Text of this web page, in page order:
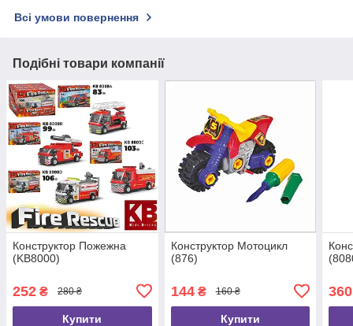
Всі умови повернення
Подібні товари компанії
Конструктор Пожежна
(KB8000)
252 ₴ 280 ₴
Купити
Конструктор Мотоцикл
(876)
144₴ 160 ₴
Купити
360